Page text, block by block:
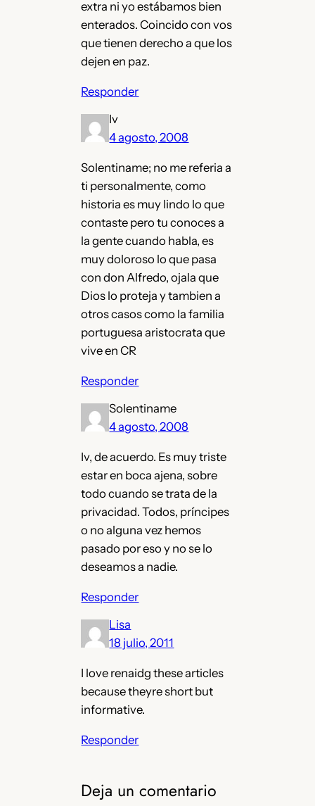
extra ni yo estábamos bien
enterados. Coincido con vos
que tienen derecho a que los
dejen en paz.
Responder
Iv
4 agosto, 2008
Solentiname; no me referia a
ti personalmente, como
historia es muy lindo lo que
contaste pero tu conoces a
la gente cuando habla, es
muy doloroso lo que pasa
con don Alfredo, ojala que
Dios lo proteja y tambien a
otros casos como la familia
portuguesa aristocrata que
vive en CR
Responder
Solentiname
4 agosto, 2008
Iv, de acuerdo. Es muy triste
estar en boca ajena, sobre
todo cuando se trata de la
privacidad. Todos, príncipes
o no alguna vez hemos
pasado por eso y no se lo
deseamos a nadie.
Responder
Lisa
18 julio, 2011
I love renaidg these articles
because theyre short but
informative.
Responder
Deja un comentario